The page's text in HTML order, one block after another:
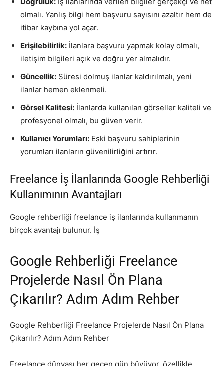
olmalı. Yanlış bilgi hem başvuru sayısını azaltır hem de
itibar kaybına yol açar.
Erişilebilirlik: İlanlara başvuru yapmak kolay olmalı,
iletişim bilgileri açık ve doğru yer almalıdır.
Güncellik: Süresi dolmuş ilanlar kaldırılmalı, yeni
ilanlar hemen eklenmeli.
Görsel Kalitesi: İlanlarda kullanılan görseller kaliteli ve
profesyonel olmalı, bu güven verir.
Kullanıcı Yorumları: Eski başvuru sahiplerinin
yorumları ilanların güvenilirliğini artırır.
Freelance İş İlanlarında Google Rehberliği
Kullanımının Avantajları
Google rehberliği freelance iş ilanlarında kullanmanın
birçok avantajı bulunur. İş
Google Rehberliği Freelance
Projelerde Nasıl Ön Plana
Çıkarılır? Adım Adım Rehber
Google Rehberliği Freelance Projelerde Nasıl Ön Plana
Çıkarılır? Adım Adım Rehber